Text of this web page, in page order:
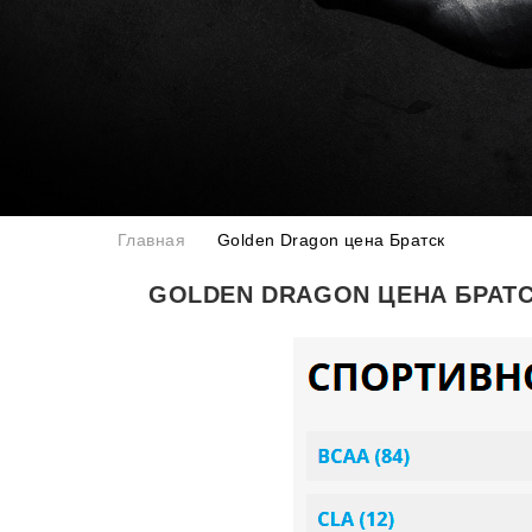
Главная Golden Dragon цена Братск
GOLDEN DRAGON ЦЕНА